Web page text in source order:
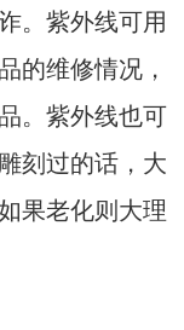
。紫外线可用
的维修情况，
。紫外线也可
刻过的话，大
果老化则大理